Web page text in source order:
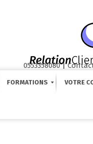
0553358080|
FORMATIONS VOTRE